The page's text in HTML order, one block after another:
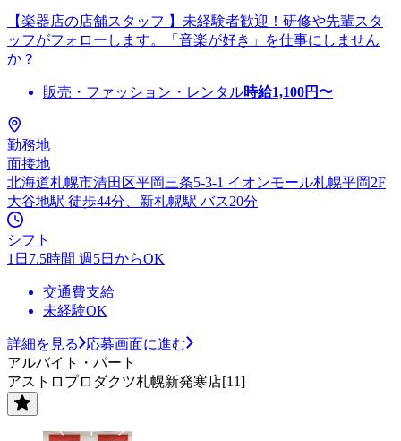
【楽器店の店舗スタッフ 】未経験者歓迎！研修や先輩スタ
ッフがフォローします。「音楽が好き」を仕事にしません
か？
販売・ファッション・レンタル時給1,100円〜
勤務地
面接地
北海道札幌市清田区平岡三条5-3-1 イオンモール札幌平岡2F
大谷地駅 徒歩44分、新札幌駅 バス20分
シフト
1日7.5時間 週5日からOK
交通費支給
未経験OK
詳細を見る
応募画面に進む
アルバイト・パート
アストロプロダクツ札幌新発寒店[11]